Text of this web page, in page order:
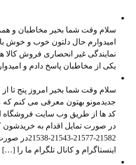
سلام وقت شما بخیر مخاطبان و
امیدوارم حال دلتون خوب و خوش
نمایندگی غیر انحصاری فروش کالا
یکی از مخاطبان پاسخ دادم و
سلام وقت شما بخیر امروز پنج تا
جدیدمونو بهتون معرفی می کنم که
کد ها از طریق وب سایت ⁠فروشگاه
21582-21577⁠-⁠
اینستاگرام⁠ و ⁠کانال تلگرام⁠ ما را […]